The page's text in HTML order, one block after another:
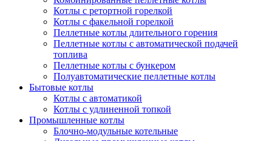
Котлы с ретортной горелкой
Котлы с факельной горелкой
Пеллетные котлы длительного горения
Пеллетные котлы с автоматической подачей
топлива
Пеллетные котлы с бункером
Полуавтоматические пеллетные котлы
Бытовые котлы
Котлы с автоматикой
Котлы с удлиненной топкой
Промышленные котлы
Блочно-модульные котельные